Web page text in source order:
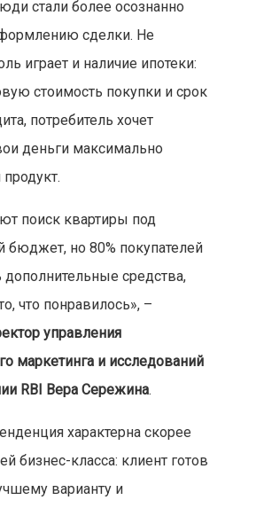
стали более осознанно
сделки. Не
играет и наличие ипотеки:
стоимость покупки и срок
потребитель хочет
деньги максимально
поиск квартиры под
бюджет, но 80% покупателей
дополнительные средства,
что понравилось», –
управления
маркетинга и исследований
RBI Вера Сережина.
характерна скорее
бизнес-класса: клиент готов
варианту и